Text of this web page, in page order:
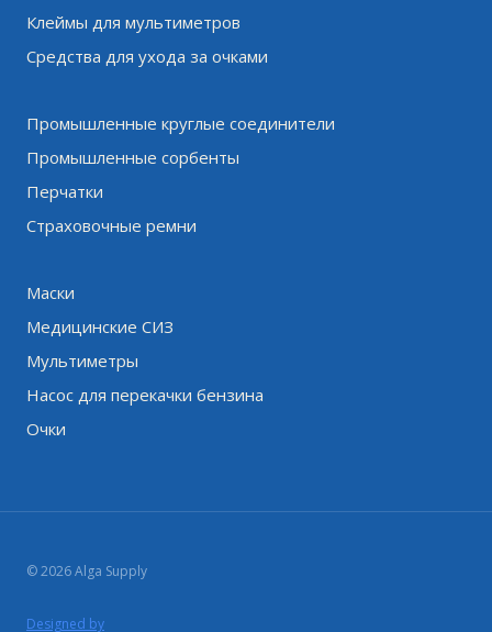
Клеймы для мультиметров
Средства для ухода за очками
Промышленные круглые соединители
Промышленные сорбенты
Перчатки
Страховочные ремни
Маски
Медицинские СИЗ
Мультиметры
Насос для перекачки бензина
Очки
© 2026 Alga Supply
Designed by